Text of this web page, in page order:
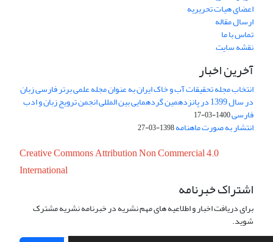
اعضای هیات تحریریه
ارسال مقاله
تماس با ما
نقشه سایت
آخرین اخبار
انتخاب مجله تحقیقات آب و خاک ایران به عنوان مجله علمی برتر فارسی زبان
در سال 1399 در پانزدهمین گردهمایی بین المللی انجمن ترویج زبان و ادب
فارسی1400-03-17
انتشار به صورت ماهنامه1398-03-27
Creative Commons Attribution Non Commercial 4.0
International
اشتراک خبرنامه
برای دریافت اخبار و اطلاعیه های مهم نشریه در خبرنامه نشریه مشترک
شوید.